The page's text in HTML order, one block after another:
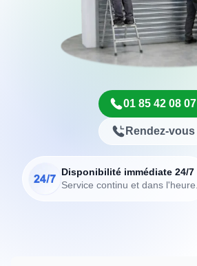
01 85 42 08 07
Rendez-vous
Disponibilité immédiate 24/7
Service continu et dans l'heure.